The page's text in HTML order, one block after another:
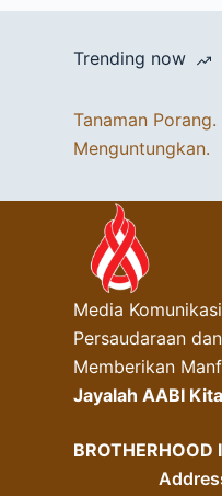
Trending now
Tanaman
Menguntungkan.
Media
Persaudaraan
Memberikan
Jayalah AABI Kita
BROTHERHOOD